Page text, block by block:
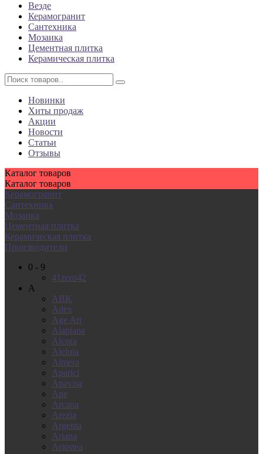
Везде
Керамогранит
Сантехника
Мозаика
Цементная плитка
Керамическая плитка
Новинки
Хиты продаж
Акции
Новости
Статьи
Отзывы
Каталог товаров
Каталог товаров
Керамогранит
Сантехника
Мозаика
Цементная плитка
Керамическая плитка
Производители
0 - 9
41zero42
A
ABK
Adex
Age Art
Alaplana
Alcora
Aleluia
Almera
Aparici
Apavisa
Ape
Arcana
Arezia
Argenta
Ariana
Ariostea